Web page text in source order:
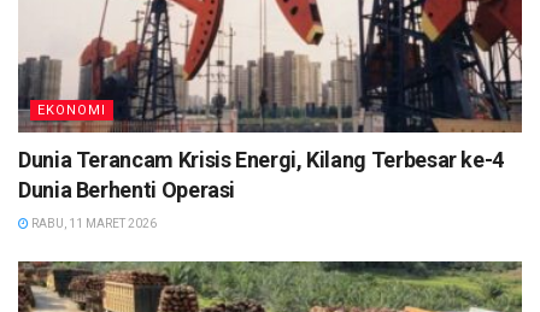
EKONOMI
Dunia Terancam Krisis Energi, Kilang Terbesar ke-4
Dunia Berhenti Operasi
RABU, 11 MARET 2026